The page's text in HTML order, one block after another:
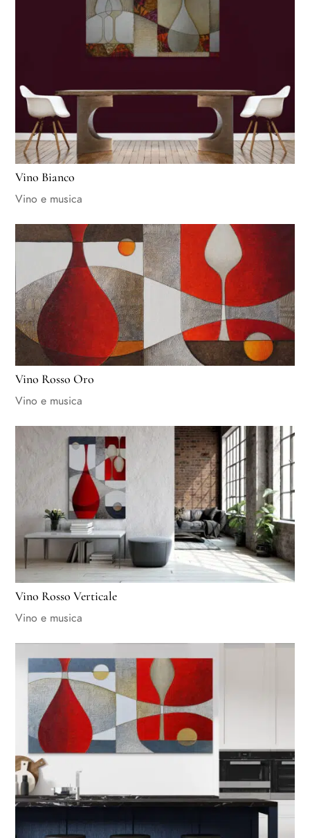
Vino Bianco
Vino e musica
Vino Rosso Oro
Vino e musica
Vino Rosso Verticale
Vino e musica